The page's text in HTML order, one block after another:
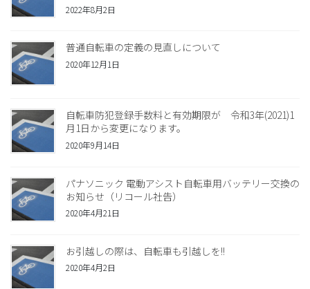
2022年8月2日
普通自転車の定義の見直しについて
2020年12月1日
自転車防犯登録手数料と有効期限が 令和3年(2021)1
月1日から変更になります。
2020年9月14日
パナソニック 電動アシスト自転車用バッテリー交換の
お知らせ（リコール社告）
2020年4月21日
お引越しの際は、自転車も引越しを!!
2020年4月2日